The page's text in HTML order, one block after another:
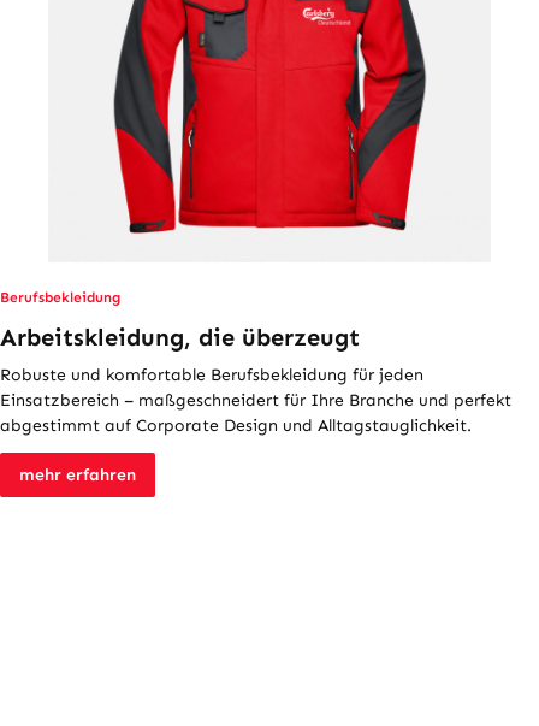
Berufsbekleidung
Arbeitskleidung, die überzeugt
Robuste und komfortable Berufsbekleidung für jeden
Einsatzbereich – maßgeschneidert für Ihre Branche und perfekt
abgestimmt auf Corporate Design und Alltagstauglichkeit.
mehr erfahren